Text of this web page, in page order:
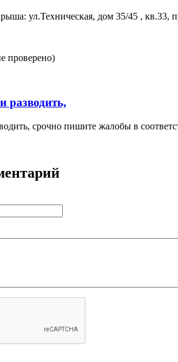
ул.Техническая, дом 35/45 , кв.33,
проверено)
разводить,
срочно пишите жалобы в